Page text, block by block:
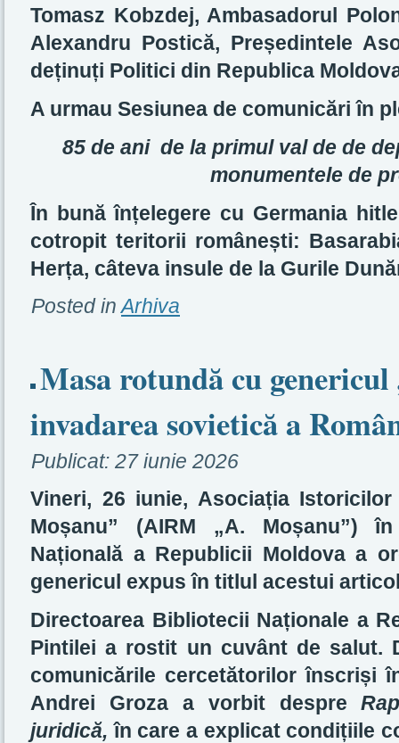
Tomasz Kobzdej, Ambasadorul
Alexandru Postică, Președintele
deținuți Politici din Republica
A urmau Sesiunea de comunicări în
85 de ani de la primul val de de
monumentele de
În bună înțelegere cu Germania
cotropit teritorii românești:
Herța, câteva insule de la Gurile
Posted in Arhiva
Masa rotundă cu genericul
invadarea sovietică a
Publicat: 27 iunie 2026
Vineri, 26 iunie, Asociația
Moșanu” (AIRM „A. Moșanu”)
Națională a Republicii Moldova a
genericul expus în titlul acestui
Directoarea Bibliotecii Naționale a
Pintilei a rostit un cuvânt de salut.
comunicările cercetătorilor înscriși
Andrei Groza a vorbit despre
juridică,în care a explicat condițiile